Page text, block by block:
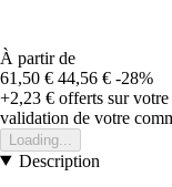
À partir de
61,50 € 44,56 € -28%
+2,23 € offerts sur
validation de votre
Loading...
Description